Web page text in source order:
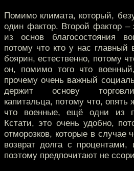
Помимо климата, который,
один фактор. Второй фактор –
из основ благосостояния
потому что кто у нас
боярин, естественно, потому
он, помимо того что
прочему очень важный
держит основу
капитальца, потому что,
что военные, ещё одни из
Кстати, это очень удобно,
отморозков, которые в случае
возврат долга с
поэтому предпочитают не